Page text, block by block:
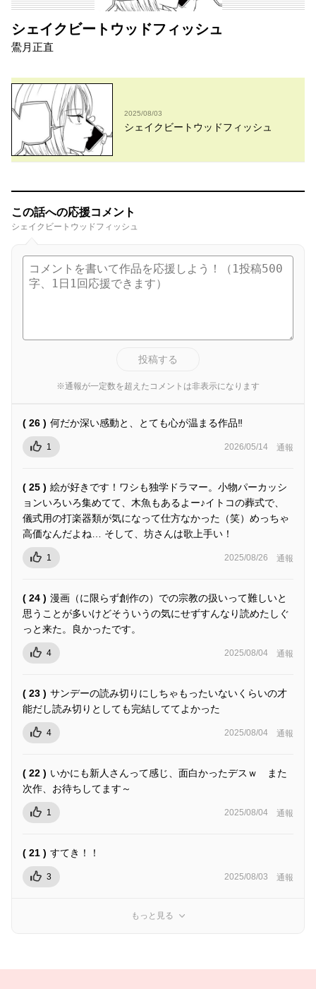
シェイクビートウッドフィッシュ
鷽月正直
2025/08/03
シェイクビートウッドフィッシュ
この話への応援コメント
シェイクビートウッドフィッシュ
投稿する
※通報が一定数を超えたコメントは非表示になります
( 26 ) 何だか深い感動と、とても心が温まる作品‼︎
1 2026/05/14 通報
( 25 ) 絵が好きです！ワシも独学ドラマー。小物パーカッシ
ョンいろいろ集めてて、木魚もあるよー♪イトコの葬式で、
儀式用の打楽器類が気になって仕方なかった（笑）めっちゃ
高価なんだよね… そして、坊さんは歌上手い！
1 2025/08/26 通報
( 24 ) 漫画（に限らず創作の）での宗教の扱いって難しいと
思うことが多いけどそういうの気にせずすんなり読めたしぐ
っと来た。良かったです。
4 2025/08/04 通報
( 23 ) サンデーの読み切りにしちゃもったいないくらいの才
能だし読み切りとしても完結しててよかった
4 2025/08/04 通報
( 22 ) いかにも新人さんって感じ、面白かったデスｗ また
次作、お待ちしてます～
1 2025/08/04 通報
( 21 ) すてき！！
3 2025/08/03 通報
もっと見る